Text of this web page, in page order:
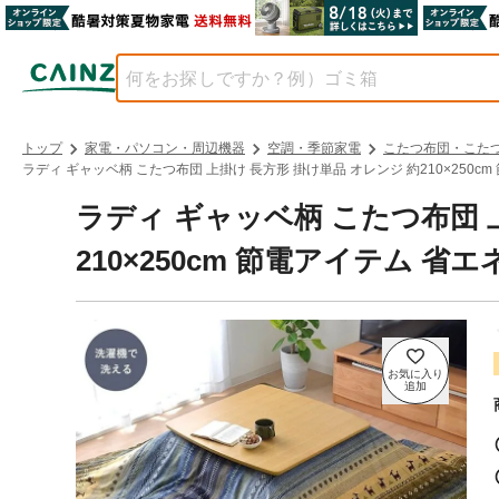
トップ 家電・パソコン・周辺機器 空調・季節家電
こたつ布団・こた
ラディ ギャッベ柄 こたつ布団 上掛け 長方形 掛け単品 オレンジ 約
ラディ ギャッベ柄 こたつ布団
210×250cm 節電アイテム 省エ